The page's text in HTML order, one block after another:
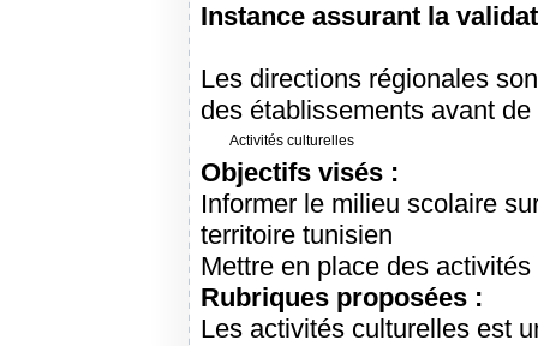
Instance assurant la
Les directions régionales
des établissements avant
Activités culturelles
Objectifs visés :
Informer le milieu scolaire
territoire tunisien
Mettre en place des
Rubriques proposées :
Les activités culturelles est